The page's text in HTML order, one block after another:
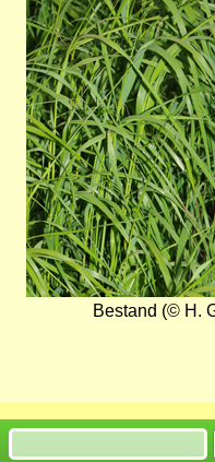
Bestand (© H.
Suche